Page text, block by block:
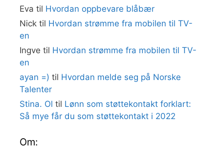
Eva til Hvordan oppbevare blåbær
Nick til Hvordan strømme fra mobilen til TV-
en
Ingve til Hvordan strømme fra mobilen til TV-
en
ayan =) til Hvordan melde seg på Norske
Talenter
Stina. Ol til Lønn som støttekontakt forklart:
Så mye får du som støttekontakt i 2022
Om: